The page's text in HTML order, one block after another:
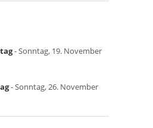
- Sonntag, 19. November
- Sonntag, 26. November